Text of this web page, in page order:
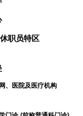
职员特区
、医院及医疗机构